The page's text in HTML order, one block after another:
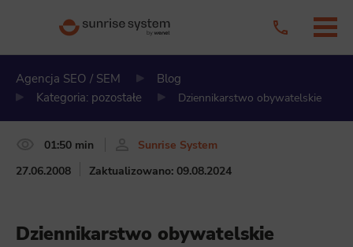
Agencja SEO / SEM
Blog
Kategoria: pozostałe
Dziennikarstwo obywatelskie
01:50 min
Sunrise System
27.06.2008
Zaktualizowano: 09.08.2024
Dziennikarstwo obywatelskie